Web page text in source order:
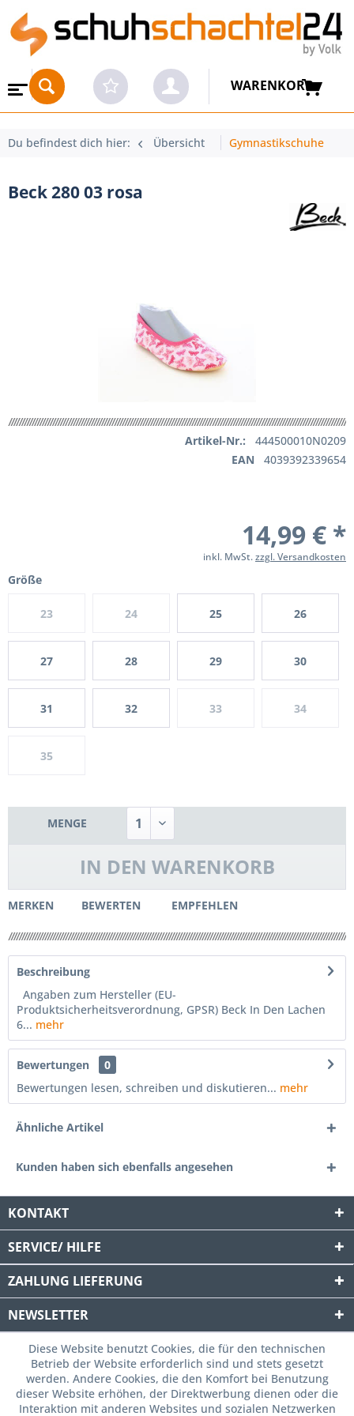
WARENKORB
Du befindest dich hier: Übersicht Gymnastikschuhe
Beck 280 03 rosa
Artikel-Nr.:
444500010N0209
EAN
4039392339654
14,99 € *
inkl. MwSt.zzgl. Versandkosten
Größe
23 24 25 26
27 28 29 30
31 32 33 34
35
MENGE
IN DEN WARENKORB
MERKEN BEWERTEN EMPFEHLEN
Beschreibung
Angaben zum Hersteller (EU-
Produktsicherheitsverordnung, GPSR) Beck In Den Lachen
6... mehr
Bewertungen
0
Bewertungen lesen, schreiben und diskutieren... mehr
Ähnliche Artikel
Kunden haben sich ebenfalls angesehen
KONTAKT
SERVICE/ HILFE
ZAHLUNG LIEFERUNG
NEWSLETTER
Diese Website benutzt Cookies, die für den technischen
Betrieb der Website erforderlich sind und stets gesetzt
werden. Andere Cookies, die den Komfort bei Benutzung
dieser Website erhöhen, der Direktwerbung dienen oder die
Interaktion mit anderen Websites und sozialen Netzwerken